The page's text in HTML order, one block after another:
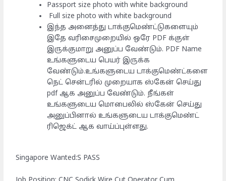
Passport size photo with white background
Full size photo with white background
இந்த அனைத்து டாக்குமெண்ட்டுகளையும்
இதே வரிசைமுறையில் ஒரே PDF க்குள்
இருக்குமாறு அனுப்ப வேண்டும். PDF Name
உங்களுடைய பெயர் இருக்க
வேண்டும்.உங்களுடைய டாக்குமெண்ட்களை
நெட் சென்டரில் முறையாக ஸ்கேன் செய்து
pdf ஆக அனுப்ப வேண்டும். நீங்கள்
உங்களுடைய மொபைலில் ஸ்கேன் செய்து
அனுப்பினால் உங்களுடைய டாக்குமெண்ட்
ரிஜெக்ட் ஆக வாய்ப்புள்ளது.
Singapore Wanted:S PASS